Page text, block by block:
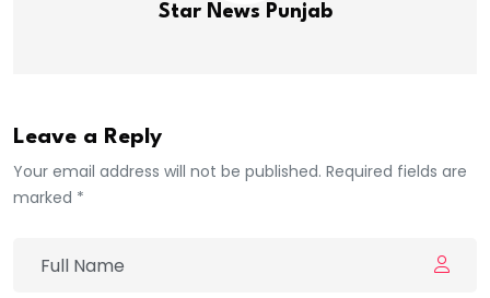
Star News Punjab
Leave a Reply
Your email address will not be published. Required fields are
marked *